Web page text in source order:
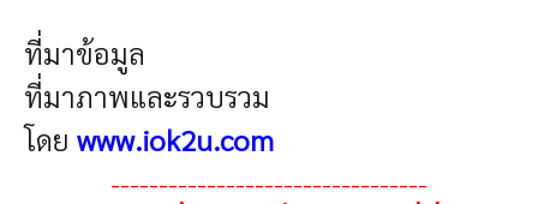
ที่มาข้อมูล
ที่มาภาพและรวบรวม
โดย www.iok2u.com
---------------------------------